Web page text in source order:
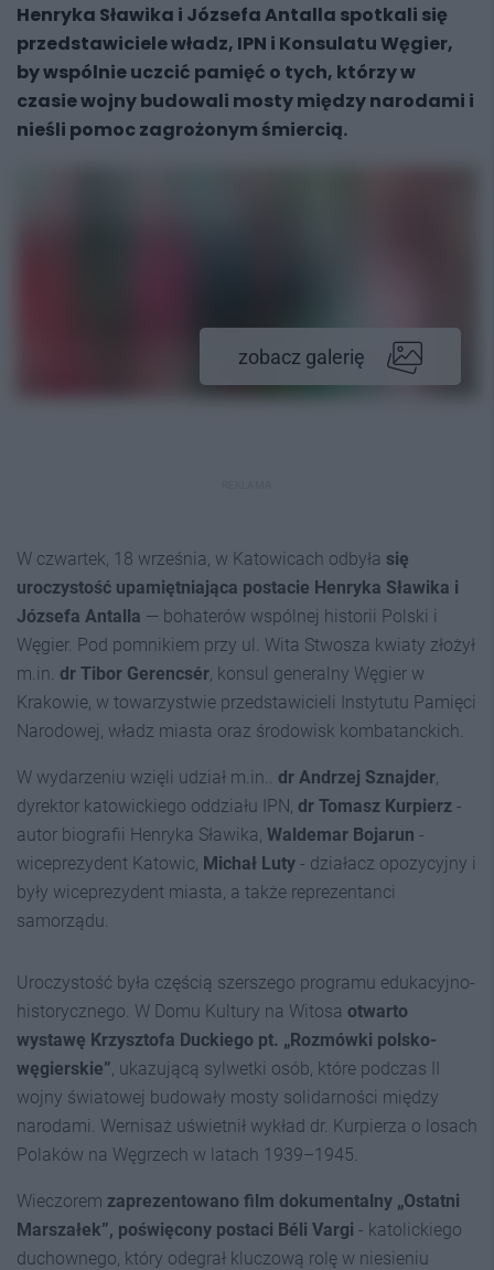
Henryka Sławika i Józsefa Antalla spotkali się
przedstawiciele władz, IPN i Konsulatu Węgier,
by wspólnie uczcić pamięć o tych, którzy w
czasie wojny budowali mosty między narodami i
nieśli pomoc zagrożonym śmiercią.
zobacz galerię
W czwartek, 18 września, w Katowicach odbyła się
uroczystość upamiętniająca postacie Henryka Sławika i
Józsefa Antalla — bohaterów wspólnej historii Polski i
Węgier. Pod pomnikiem przy ul. Wita Stwosza kwiaty złożył
m.in. dr Tibor Gerencsér, konsul generalny Węgier w
Krakowie, w towarzystwie przedstawicieli Instytutu Pamięci
Narodowej, władz miasta oraz środowisk kombatanckich.
W wydarzeniu wzięli udział m.in.. dr Andrzej Sznajder,
dyrektor katowickiego oddziału IPN, dr Tomasz Kurpierz -
autor biografii Henryka Sławika, Waldemar Bojarun -
wiceprezydent Katowic, Michał Luty - działacz opozycyjny i
były wiceprezydent miasta, a także reprezentanci
samorządu.
Uroczystość była częścią szerszego programu edukacyjno-
historycznego. W Domu Kultury na Witosa otwarto
wystawę Krzysztofa Duckiego pt. „Rozmówki polsko-
węgierskie”, ukazującą sylwetki osób, które podczas II
wojny światowej budowały mosty solidarności między
narodami. Wernisaż uświetnił wykład dr. Kurpierza o losach
Polaków na Węgrzech w latach 1939–1945.
Wieczorem zaprezentowano film dokumentalny „Ostatni
Marszałek”, poświęcony postaci Béli Vargi - katolickiego
duchownego, który odegrał kluczową rolę w niesieniu